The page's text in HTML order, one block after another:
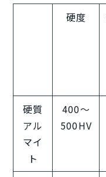
硬度
硬質
アル
マイ
ト
400～
500HV